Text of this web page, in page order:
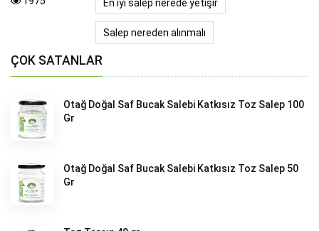
En iyi salep nerede yetişir
Salep nereden alınmalı
ÇOK SATANLAR
Otağ Doğal Saf Bucak Salebi Katkısız Toz Salep 100
Gr
Otağ Doğal Saf Bucak Salebi Katkısız Toz Salep 50
Gr